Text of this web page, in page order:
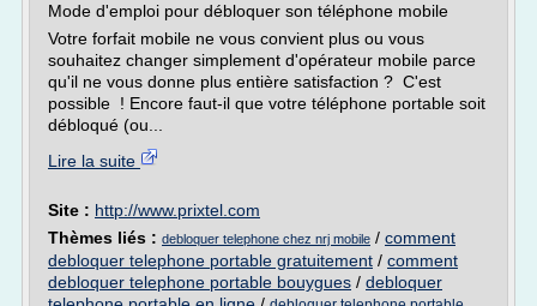
Mode d'emploi pour débloquer son téléphone mobile
Votre forfait mobile ne vous convient plus ou vous
souhaitez changer simplement d'opérateur mobile parce
qu'il ne vous donne plus entière satisfaction ? C'est
possible ! Encore faut-il que votre téléphone portable soit
débloqué (ou...
Lire la suite
Site : http://www.prixtel.com
Thèmes liés : debloquer telephone chez nrj mobile / comment
debloquer telephone portable gratuitement / comment
debloquer telephone portable bouygues / debloquer